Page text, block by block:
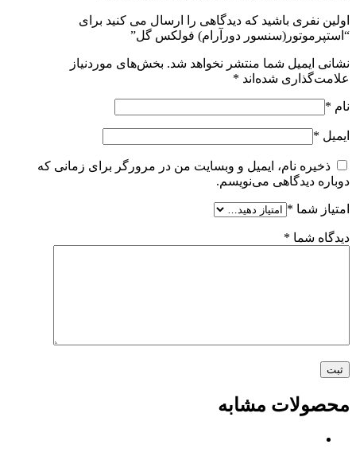
اولین نفری باشید که دیدگاهی را ارسال می کنید برای
“استپرموتور(سنسور دورآرام) فولکس گل”
نشانی ایمیل شما منتشر نخواهد شد. بخش‌های موردنیاز
علامت‌گذاری شده‌اند *
نام *
ایمیل *
ذخیره نام، ایمیل و وبسایت من در مرورگر برای زمانی که
دوباره دیدگاهی می‌نویسم.
امتیاز شما *
دیدگاه شما *
محصولات مشابه